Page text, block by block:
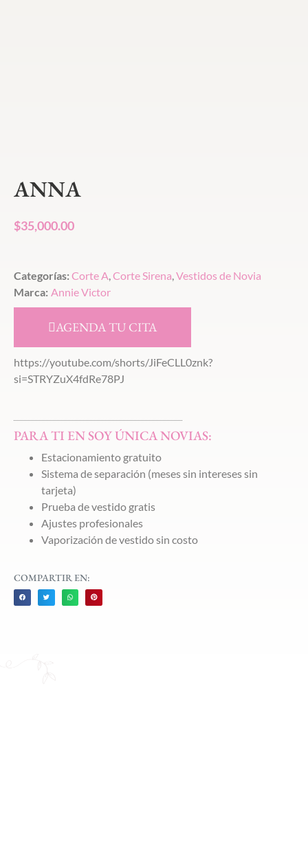
ANNA
$35,000.00
Categorías: Corte A Corte Sirena Vestidos de Novia
Marca: Annie Victor
AGENDA TU CITA
https://youtube.com/shorts/JiFeCLL0znk?
si=STRYZuX4fdRe78PJ
PARA TI EN SOY ÚNICA NOVIAS:
Estacionamiento gratuito
Sistema de separación (meses sin intereses sin
tarjeta)
Prueba de vestido gratis
Ajustes profesionales
Vaporización de vestido sin costo
COMPARTIR EN: